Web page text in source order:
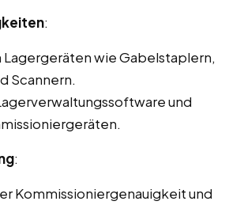
:
Lagergeräten wie Gabelstaplern,
Scannern.
und
:
Kommissioniergenauigkeit und